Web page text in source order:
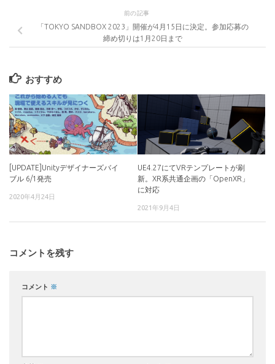
前の記事
「TOKYO SANDBOX 2023」開催が4月15日に決定。参加応募の
締め切りは1月20日まで
おすすめ
[UPDATE]Unityデザイナーズバイ
ブル 6/1発売
2020年4月24日
UE4.27にてVRテンプレートが刷
新。XR系共通企画の「OpenXR」
に対応
2021年9月4日
コメントを残す
コメント ※